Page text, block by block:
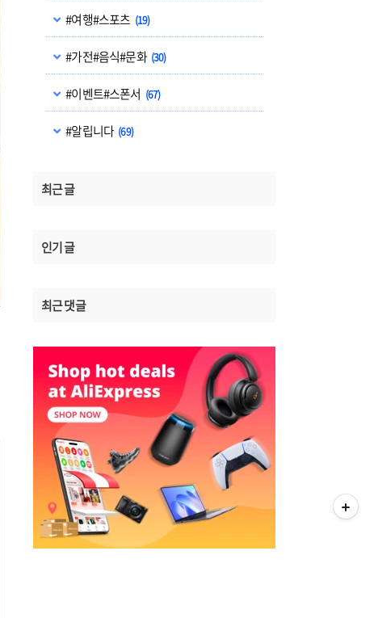
#여행#스포츠 (19)
#가전#음식#문화 (30)
#이벤트#스폰서 (67)
#알립니다 (69)
최근 글
인기 글
최근 댓글